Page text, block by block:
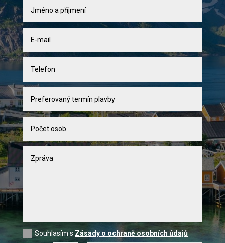
Souhlasím s Zásady o ochraně osobních údajů